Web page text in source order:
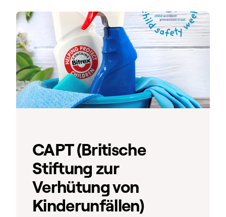
CAPT (Britische
Stiftung zur
Verhütung von
Kinderunfällen)